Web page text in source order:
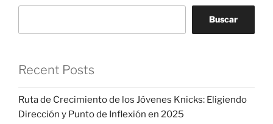
Buscar
Recent Posts
Ruta de Crecimiento de los Jóvenes Knicks: Eligiendo
Dirección y Punto de Inflexión en 2025